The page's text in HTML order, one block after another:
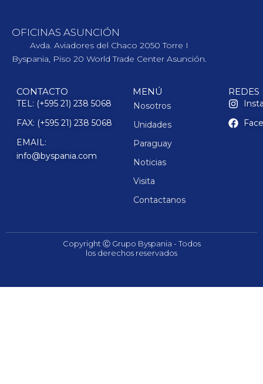
OFICINAS ASUNCIÓN
Avda. Aviadores del Chaco 2050 Torre I
Byspania, Piso 20 World Trade Center Asunción.
CONTACTO
TEL: (+595 21) 238 5068
FAX: (+595 21) 238 5068
EMAIL:
info@byspania.com
MENÚ
Nosotros
Unidades
Paraguay
Noticias
Visita
Contactanos
REDES
Copyright Ⓒ Grupo Byspania - Todos
los derechos reservados